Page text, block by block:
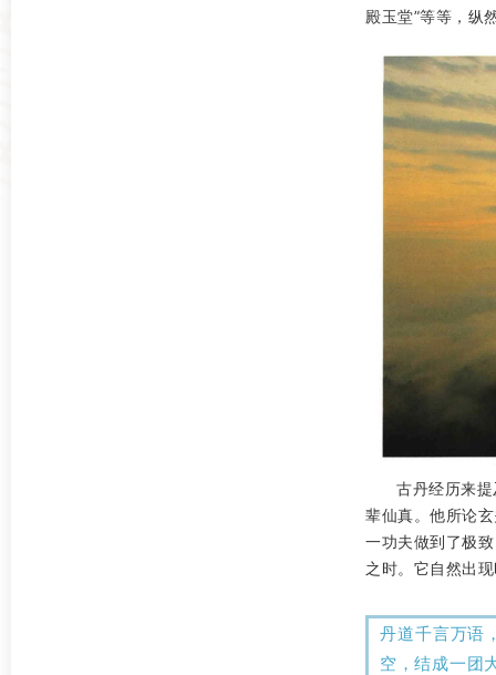
殿玉堂”等等，纵
古丹经历来
辈仙真。他所论
一功夫做到了极
之时。它自然出
丹道千言万语
空，结成一团